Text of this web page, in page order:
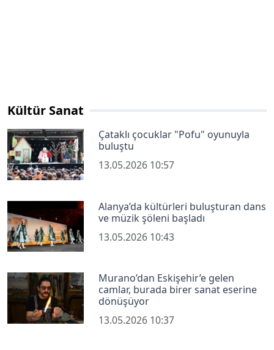
Kültür Sanat
Çataklı çocuklar "Pofu" oyunuyla
buluştu
13.05.2026 10:57
Alanya’da kültürleri buluşturan dans
ve müzik şöleni başladı
13.05.2026 10:43
Murano’dan Eskişehir’e gelen
camlar, burada birer sanat eserine
dönüşüyor
13.05.2026 10:37